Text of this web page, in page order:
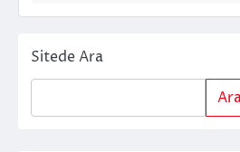
Sitede Ara